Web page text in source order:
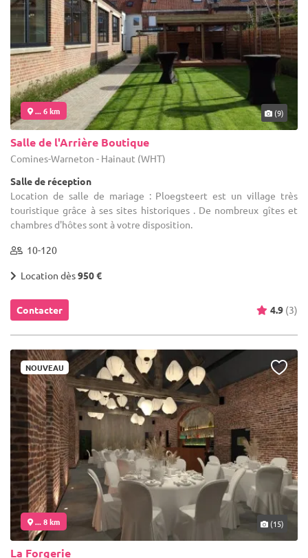
... 6 km (9)
Salle de l'Arrière Boutique
Comines-Warneton - Hainaut (WHT)
Salle de réception
Location de salle de mariage : Ploegsteert est un village très
touristique grâce à ses sites historiques . De nombreux gîtes et
chambres d'hôtes sont à votre disposition.
10-120
Location dès950 €
Contacter 4.9 (3)
NOUVEAU
... 8 km (15)
La Forgerie